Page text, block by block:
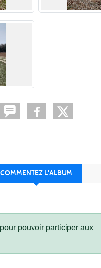
COMMENTEZ L'ALBUM
pour pouvoir participer aux